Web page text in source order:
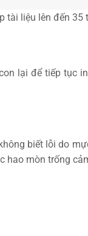
tài liệu lên đến 35
lại để tiếp tục
biết lỗi do
hao mòn trống